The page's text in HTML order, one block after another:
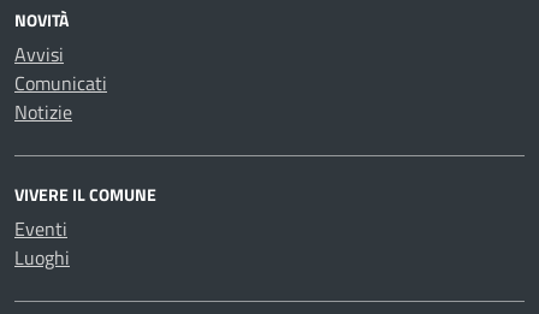
NOVITÀ
Avvisi
Comunicati
Notizie
VIVERE IL COMUNE
Eventi
Luoghi